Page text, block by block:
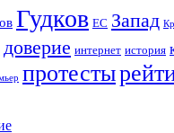
Гудков ЕС Запад
доверие интернет история
протесты